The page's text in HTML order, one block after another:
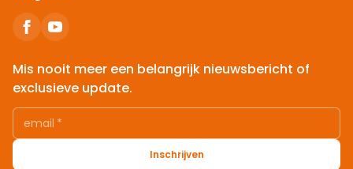
Mis nooit meer een belangrijk nieuwsbericht of
exclusieve update.
email *
Inschrijven